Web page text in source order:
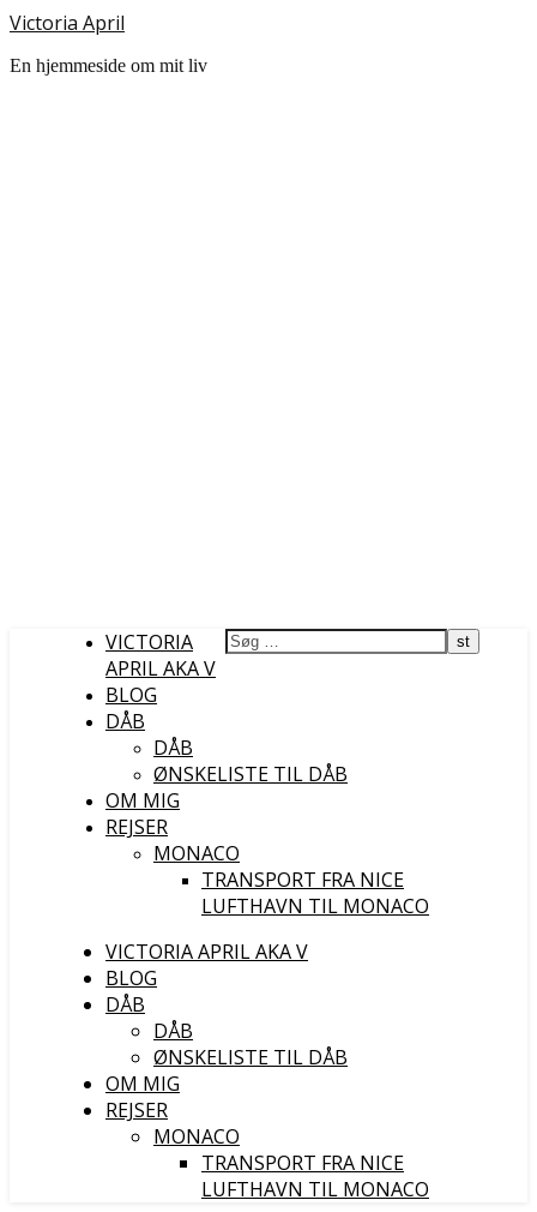
Victoria April
En hjemmeside om mit liv
VICTORIA
APRIL AKA V
BLOG
DÅB
DÅB
ØNSKELISTE TIL DÅB
OM MIG
REJSER
MONACO
TRANSPORT FRA NICE
LUFTHAVN TIL MONACO
VICTORIA APRIL AKA V
BLOG
DÅB
DÅB
ØNSKELISTE TIL DÅB
OM MIG
REJSER
MONACO
TRANSPORT FRA NICE
LUFTHAVN TIL MONACO